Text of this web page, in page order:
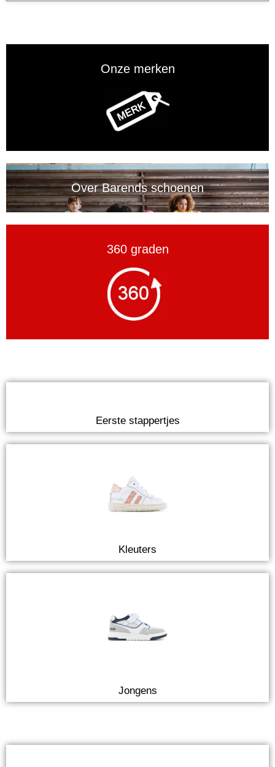
Onze merken
Over Barends schoenen
360 graden
Eerste stappertjes
Kleuters
Jongens